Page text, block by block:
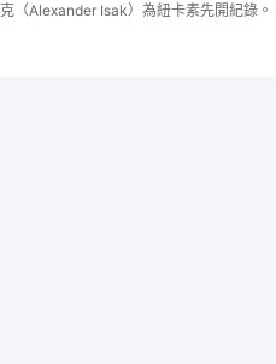
（Alexander Isak）為紐卡素先開紀錄。